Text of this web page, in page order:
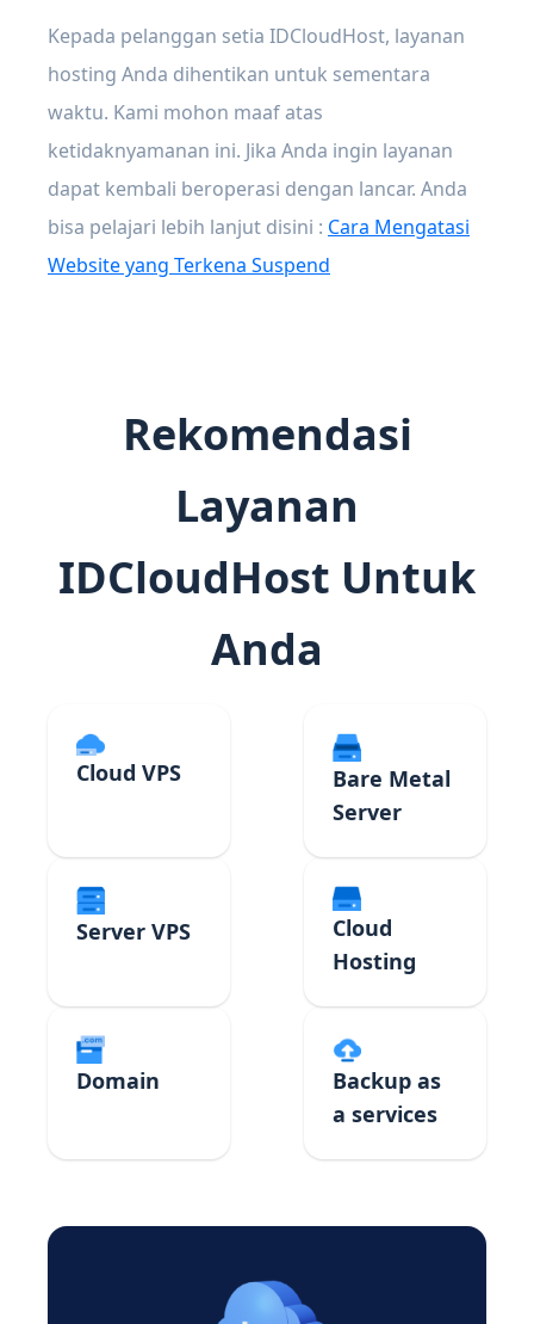
Kepada pelanggan setia IDCloudHost, layanan
hosting Anda dihentikan untuk sementara
waktu. Kami mohon maaf atas
ketidaknyamanan ini. Jika Anda ingin layanan
dapat kembali beroperasi dengan lancar. Anda
bisa pelajari lebih lanjut disini : Cara Mengatasi
Website yang Terkena Suspend
Rekomendasi
Layanan
IDCloudHost Untuk
Anda
Cloud VPS
Bare Metal
Server
Server VPS
Cloud
Hosting
Domain
Backup as
a services